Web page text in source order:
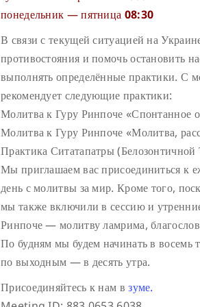
понедельник — пятница 08:30
В связи с текущей ситуацией на
противостояния и помочь остановить
выполнять определённые практики. С
рекомендует следующие практики:
Молитва к Гуру Ринпоче «Спонтанное
Молитва к Гуру Ринпоче «Молитва,
Практика Ситатапатры
Мы приглашаем вас присоединиться к
день с молитвы за мир. Кроме того,
мы также включили в сессию и
Ринпоче — молитву ламрима,
По будням мы будем начинать в восемь
по выходным — в десять утра.
Присоединяйтесь к нам взуме.